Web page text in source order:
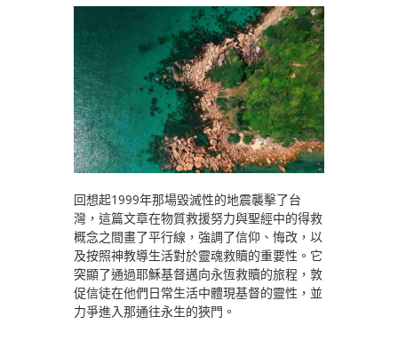
回想起1999年那場毀滅性的地震襲擊了台
灣，這篇文章在物質救援努力與聖經中的得救
概念之間畫了平行線，強調了信仰、悔改，以
及按照神教導生活對於靈魂救贖的重要性。它
突顯了通過耶穌基督邁向永恆救贖的旅程，敦
促信徒在他們日常生活中體現基督的靈性，並
力爭進入那通往永生的狹門。